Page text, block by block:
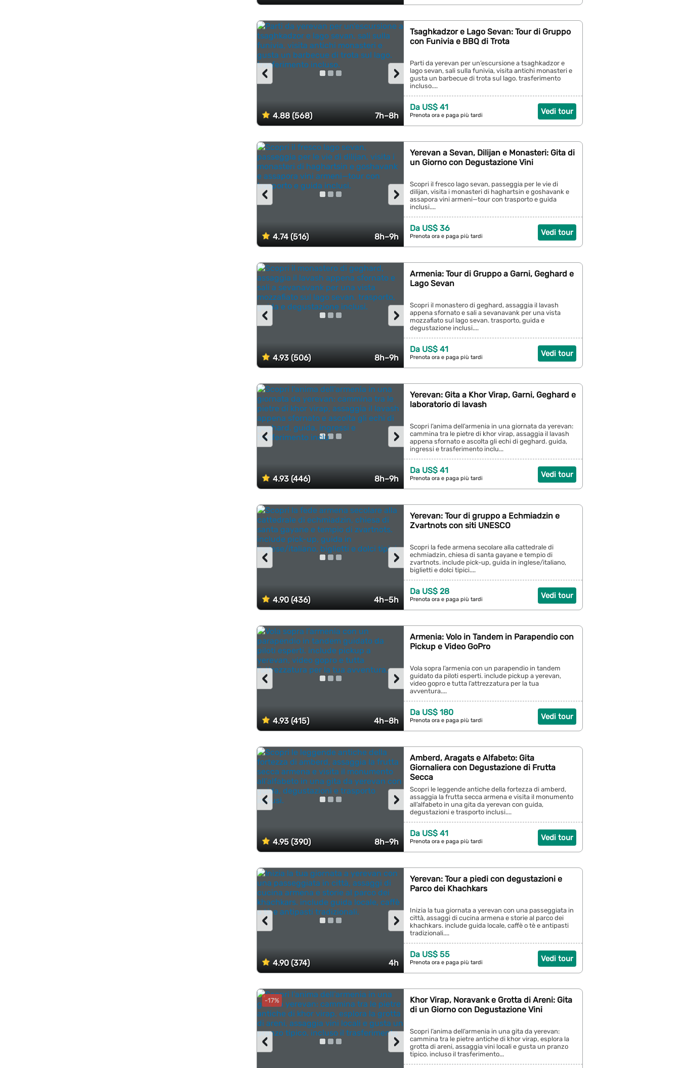
4.88 (568) 7h–8h
›
‹
Tsaghkadzor e Lago Sevan: Tour di Gruppo
con Funivia e BBQ di Trota
Parti da yerevan per un’escursione a tsaghkadzor e
lago sevan, sali sulla funivia, visita antichi monasteri e
gusta un barbecue di trota sul lago. trasferimento
incluso....
Vedi tour
Da US$ 41
Prenota ora e paga più tardi
4.74 (516) 8h–9h
›
‹
Yerevan a Sevan, Dilijan e Monasteri: Gita di
un Giorno con Degustazione Vini
Scopri il fresco lago sevan, passeggia per le vie di
dilijan, visita i monasteri di haghartsin e goshavank e
assapora vini armeni—tour con trasporto e guida
inclusi....
Vedi tour
Da US$ 36
Prenota ora e paga più tardi
4.93 (506) 8h–9h
›
‹
Armenia: Tour di Gruppo a Garni, Geghard e
Lago Sevan
Scopri il monastero di geghard, assaggia il lavash
appena sfornato e sali a sevanavank per una vista
mozzafiato sul lago sevan. trasporto, guida e
degustazione inclusi....
Vedi tour
Da US$ 41
Prenota ora e paga più tardi
4.93 (446) 8h–9h
›
‹
Yerevan: Gita a Khor Virap, Garni, Geghard e
laboratorio di lavash
Scopri l’anima dell’armenia in una giornata da yerevan:
cammina tra le pietre di khor virap, assaggia il lavash
appena sfornato e ascolta gli echi di geghard. guida,
ingressi e trasferimento inclu...
Vedi tour
Da US$ 41
Prenota ora e paga più tardi
4.90 (436) 4h–5h
›
‹
Yerevan: Tour di gruppo a Echmiadzin e
Zvartnots con siti UNESCO
Scopri la fede armena secolare alla cattedrale di
echmiadzin, chiesa di santa gayane e tempio di
zvartnots. include pick-up, guida in inglese/italiano,
biglietti e dolci tipici....
Vedi tour
Da US$ 28
Prenota ora e paga più tardi
4.93 (415) 4h–8h
›
‹
Armenia: Volo in Tandem in Parapendio con
Pickup e Video GoPro
Vola sopra l’armenia con un parapendio in tandem
guidato da piloti esperti. include pickup a yerevan,
video gopro e tutta l’attrezzatura per la tua
avventura....
Vedi tour
Da US$ 180
Prenota ora e paga più tardi
4.95 (390) 8h–9h
›
‹
Amberd, Aragats e Alfabeto: Gita
Giornaliera con Degustazione di Frutta
Secca
Scopri le leggende antiche della fortezza di amberd,
assaggia la frutta secca armena e visita il monumento
all’alfabeto in una gita da yerevan con guida,
degustazioni e trasporto inclusi....
Vedi tour
Da US$ 41
Prenota ora e paga più tardi
4.90 (374) 4h
›
‹
Yerevan: Tour a piedi con degustazioni e
Parco dei Khachkars
Inizia la tua giornata a yerevan con una passeggiata in
città, assaggi di cucina armena e storie al parco dei
khachkars. include guida locale, caffè o tè e antipasti
tradizionali....
Vedi tour
Da US$ 55
Prenota ora e paga più tardi
-17%
›
‹
Khor Virap, Noravank e Grotta di Areni: Gita
di un Giorno con Degustazione Vini
Scopri l’anima dell’armenia in una gita da yerevan:
cammina tra le pietre antiche di khor virap, esplora la
grotta di areni, assaggia vini locali e gusta un pranzo
tipico. incluso il trasferimento...